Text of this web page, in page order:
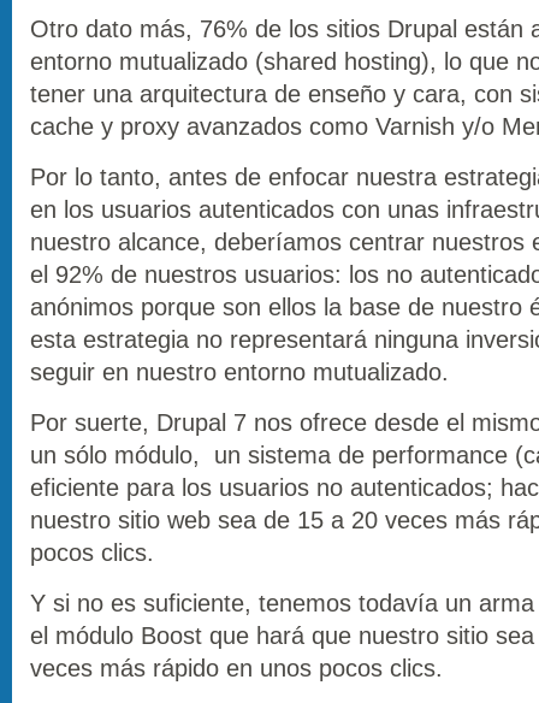
Otro dato más, 76% de los sitios Drupal están
entorno mutualizado (shared hosting), lo que
tener una arquitectura de enseño y cara, con
cache y proxy avanzados como Varnish y/o
Por lo tanto, antes de enfocar nuestra
en los usuarios autenticados con unas
nuestro alcance, deberíamos centrar nuestros
el 92% de nuestros usuarios: los no
anónimos porque son ellos la base de nuestro
esta estrategia no representará ninguna
seguir en nuestro entorno mutualizado.
Por suerte, Drupal 7 nos ofrece desde el
un sólo módulo, un sistema de performance
eficiente para los usuarios no autenticados;
nuestro sitio web sea de 15 a 20 veces más
pocos clics.
Y si no es suficiente, tenemos todavía un
el módulo Boost que hará que nuestro sitio
veces más rápido en unos pocos clics.